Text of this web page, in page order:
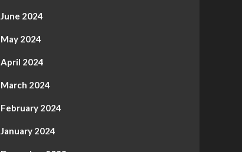
June 2024
May 2024
April 2024
March 2024
February 2024
January 2024